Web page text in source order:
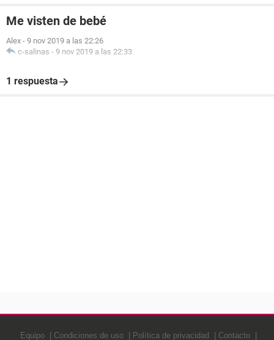
Me visten de bebé
Alex - 9 nov 2019 a las 22:26
c-salinas - 9 nov 2019 a las 22:33
1 respuesta
Equipo Condiciones de uso Política de privacidad Contacto